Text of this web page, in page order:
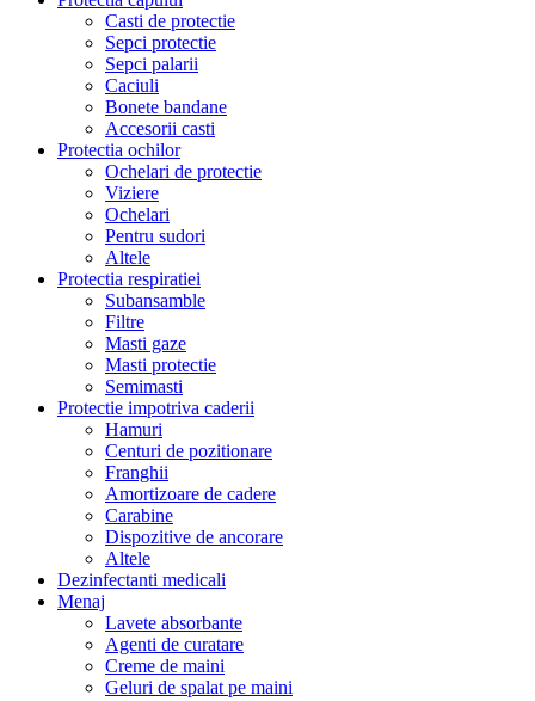
Casti de protectie
Sepci protectie
Sepci palarii
Caciuli
Bonete bandane
Accesorii casti
Protectia ochilor
Ochelari de protectie
Viziere
Ochelari
Pentru sudori
Altele
Protectia respiratiei
Subansamble
Filtre
Masti gaze
Masti protectie
Semimasti
Protectie impotriva caderii
Hamuri
Centuri de pozitionare
Franghii
Amortizoare de cadere
Carabine
Dispozitive de ancorare
Altele
Dezinfectanti medicali
Menaj
Lavete absorbante
Agenti de curatare
Creme de maini
Geluri de spalat pe maini